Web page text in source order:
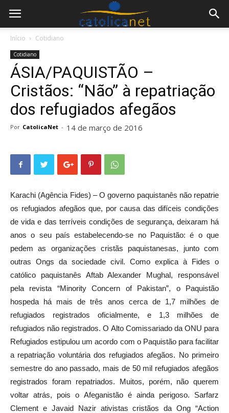
Início Cotidiano
Cotidiano
ÁSIA/PAQUISTÃO –
Cristãos: “Não” à repatriação
dos refugiados afegãos
Por CatolicaNet - 14 de março de 2016
Karachi (Agência Fides) – O governo paquistanês não repatrie
os refugiados afegãos que, por causa das difíceis condições
de vida e das terríveis condições de segurança, deixaram há
anos o seu país estabelecendo-se no Paquistão: é o que
pedem as organizações cristãs paquistanesas, junto com
outras Ongs da sociedade civil. Como explica à Fides o
católico paquistanês Aftab Alexander Mughal, responsável
pela revista “Minority Concern of Pakistan”, o Paquistão
hospeda há mais de três anos cerca de 1,7 milhões de
refugiados registrados oficialmente, e 1,3 milhões de
refugiados não registrados. O Alto Comissariado da ONU para
Refugiados estipulou um acordo com o Paquistão para facilitar
a repatriação voluntária dos refugiados afegãos. No primeiro
semestre do ano passado, mais de 50 mil refugiados afegãos
registrados foram repatriados. Muitos, porém, não querem
voltar atrás, pois o Afeganistão é ainda perigoso. Sarfarz
Clement e Javaid Nazir ativistas cristãos da Ong “Action